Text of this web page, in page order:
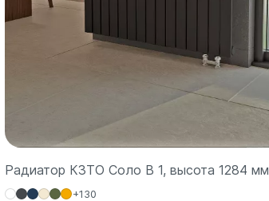
Радиатор КЗТО Соло В 1, высота 1284 мм
+130